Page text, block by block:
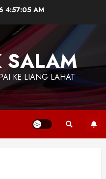
4:57:07 AM
SALAM
KE LIANG LAHAT